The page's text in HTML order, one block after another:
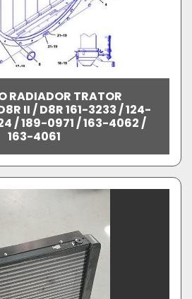
RADIADOR TRATOR
II / D8R 161-3233 / 124-
/ 189-0971 / 163-4062 /
163-4061